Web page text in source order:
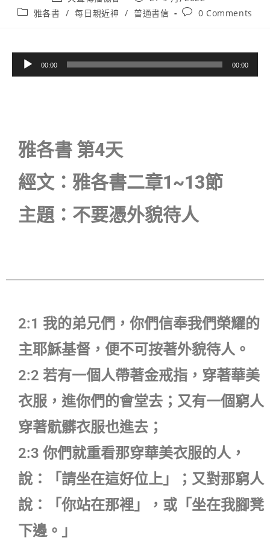
雅各書 / 每日親近神 / 普通書信 0 Comments
訊
00:00 00:00
雅各書 第4天
經文：雅各書二章1~13節
主題：不要憑外貌待人
2:1 我的弟兄們，你們信奉我們榮耀的
主耶穌基督，便不可按著外貌待人。
2:2 若有一個人帶著金戒指，穿著華美
衣服，進你們的會堂去；又有一個窮人
穿著骯髒衣服也進去；
2:3 你們就重看那穿華美衣服的人，
說：「請坐在這好位上」；又對那窮人
說：「你站在那裡」，或「坐在我腳凳
下邊。」